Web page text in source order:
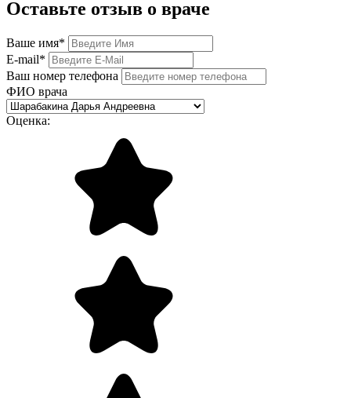
Оставьте отзыв о враче
Ваше имя*
E-mail*
Ваш номер телефона
ФИО врача
Оценка: